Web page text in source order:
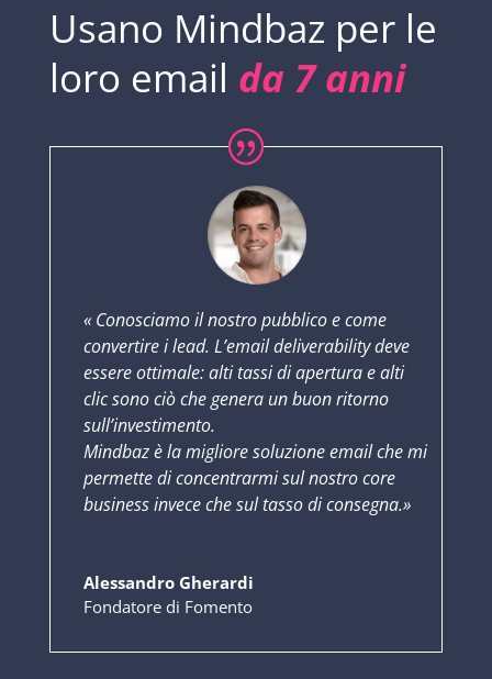
Usano Mindbaz per le
loro email da 7 anni
« Conosciamo il nostro pubblico e come
convertire i lead. L’email deliverability deve
essere ottimale: alti tassi di apertura e alti
clic sono ciò che genera un buon ritorno
sull’investimento.
Mindbaz è la migliore soluzione email che mi
permette di concentrarmi sul nostro core
business invece che sul tasso di consegna.»
Alessandro Gherardi
Fondatore di Fomento